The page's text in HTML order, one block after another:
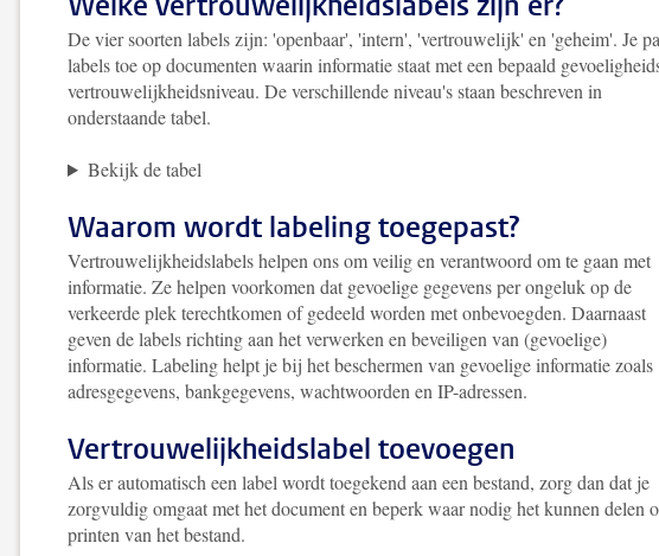
De vier soorten labels zijn: 'openbaar', 'intern', 'vertrouwelijk' en 'geheim'. Je
labels toe op documenten waarin informatie staat met een bepaald
vertrouwelijkheidsniveau. De verschillende niveau's staan beschreven in
onderstaande tabel.
Bekijk de tabel
Waarom wordt labeling toegepast?
Vertrouwelijkheidslabels helpen ons om veilig en verantwoord om te gaan met
informatie. Ze helpen voorkomen dat gevoelige gegevens per ongeluk op de
verkeerde plek terechtkomen of gedeeld worden met onbevoegden. Daarnaast
geven de labels richting aan het verwerken en beveiligen van (gevoelige)
informatie. Labeling helpt je bij het beschermen van gevoelige informatie zoals
adresgegevens, bankgegevens, wachtwoorden en IP-adressen.
Vertrouwelijkheidslabel toevoegen
Als er automatisch een label wordt toegekend aan een bestand, zorg dan dat je
zorgvuldig omgaat met het document en beperk waar nodig het kunnen delen
printen van het bestand.